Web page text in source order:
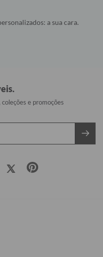
a sua cara.
e promoções